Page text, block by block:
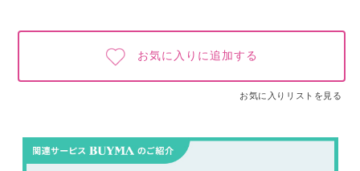
お気に入りに追加する
お気に入りリストを見る